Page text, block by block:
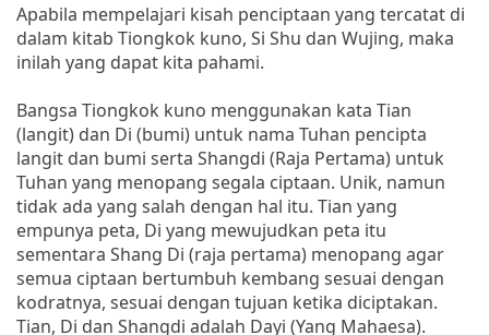
Apabila mempelajari kisah penciptaan yang tercatat di
dalam kitab Tiongkok kuno, Si Shu dan Wujing, maka
inilah yang dapat kita pahami.
Bangsa Tiongkok kuno menggunakan kata Tian
(langit) dan Di (bumi) untuk nama Tuhan pencipta
langit dan bumi serta Shangdi (Raja Pertama) untuk
Tuhan yang menopang segala ciptaan. Unik, namun
tidak ada yang salah dengan hal itu. Tian yang
empunya peta, Di yang mewujudkan peta itu
sementara Shang Di (raja pertama) menopang agar
semua ciptaan bertumbuh kembang sesuai dengan
kodratnya, sesuai dengan tujuan ketika diciptakan.
Tian, Di dan Shangdi adalah Dayi (Yang Mahaesa).